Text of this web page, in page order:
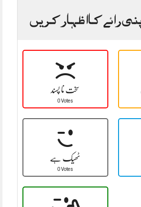
رائے کا اظہار کریں
سخت نا پسند
0 Votes
ٹھیک ہے
0 Votes